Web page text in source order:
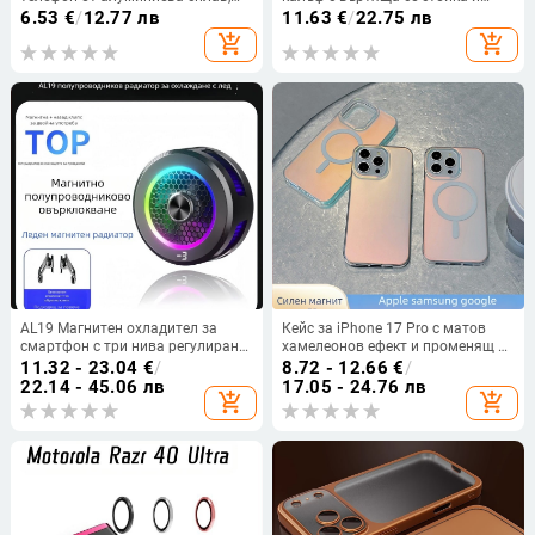
магнитно прикрепяща се, за
6.53 €/12.77 лв
add_shopping_cart
магнитно задържане за iPhone
17 Pro/Pro Max и 16 Pro – TPU,
стойка, магнитно задържане,
камерата включена
11.63 €/22.75 лв
add_shopping_cart
AL19 Магнитен охладител за
смартфон с три нива регулиране,
15W, Type-C интерфейс, цифров
дисплей, тих режим
11.32 - 23.04 €/
22.14 - 45.06 лв
add_shopping_cart
Кейс за iPhone 17 Pro с матов
хамелеонов ефект и променящ се
цвят, MagSafe магнитен
8.72 - 12.66 €/
17.05 - 24.76 лв
add_shopping_cart